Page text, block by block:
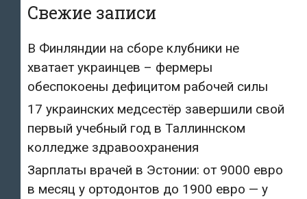
сезонные
работы
–
из
тысяч
прибыло
только
200»
Свежие записи
В Финляндии на сборе клубники не
хватает украинцев – фермеры
обеспокоены дефицитом рабочей силы
17 украинских медсестёр завершили свой
первый учебный год в Таллиннском
колледже здравоохранения
Зарплаты врачей в Эстонии: от 9000 евро
в месяц у ортодонтов до 1900 евро — у